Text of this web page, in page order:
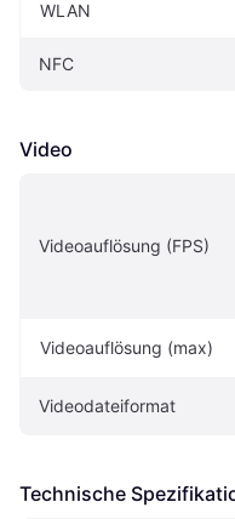
WLAN
NFC
Video
Videoauflösung (FPS)
Videoauflösung (max)
Videodateiformat
Technische